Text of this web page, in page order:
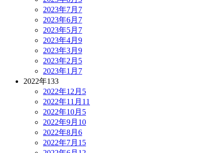
2023年7月 7
2023年6月 7
2023年5月 7
2023年4月 9
2023年3月 9
2023年2月 5
2023年1月 7
2022年133
2022年12月 5
2022年11月 11
2022年10月 5
2022年9月 10
2022年8月 6
2022年7月 15